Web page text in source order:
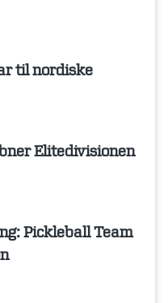
til nordiske
Elitedivisionen
Pickleball Team